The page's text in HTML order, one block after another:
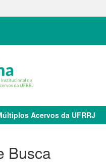
Acervos da UFRRJ
Busca